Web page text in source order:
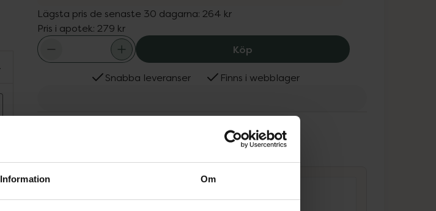
Information Om
Lägsta pris de senaste 30 dagarna: 264 kr
Pris i apotek: 279 kr
Köp New Nordic Fat Burner, 211.2 kr.
Snabba leveranser Finns i webblager
Fler produkter från New Nordic